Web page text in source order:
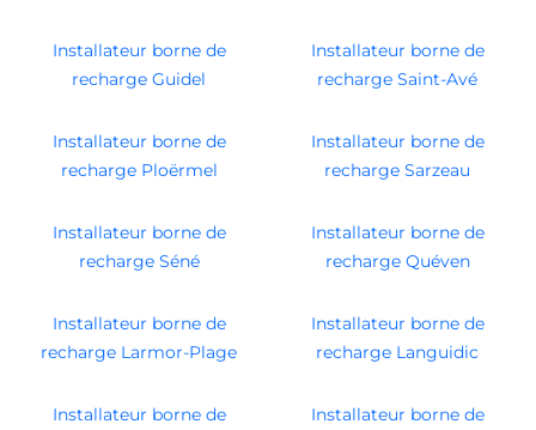
Installateur borne de
recharge Guidel
Installateur borne de
recharge Saint-Avé
Installateur borne de
recharge Ploërmel
Installateur borne de
recharge Sarzeau
Installateur borne de
recharge Séné
Installateur borne de
recharge Quéven
Installateur borne de
recharge Larmor-Plage
Installateur borne de
recharge Languidic
Installateur borne de
Installateur borne de